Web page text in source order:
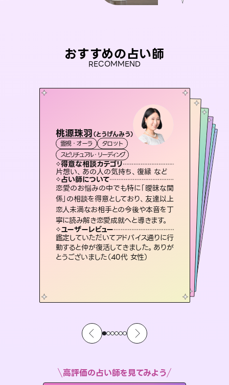
おすすめの占い師
RECOMMEND
桃源珠羽（とうげんみう）
霊視・オーラ
タロット
スピリチュアル・リーディング
得意な相談カテゴリ
片想い、あの人の気持ち、復縁 など
占い師について
恋愛のお悩みの中でも特に「曖昧な関
係」の相談を得意としており、友達以上
恋人未満なお相手との今後や本音を丁
寧に読み解き恋愛成就へと導きます。
ユーザーレビュー
鑑定していただいてアドバイス通りに行
動すると仲が復活してきました。ありが
とうございました（40代 女性）
おう 霊感オラクル
霊視・オーラ
オラクルカード
得意な相談カテゴリ
恋愛総合、あの人の気持ち など
占い師について
霊視×オラクルカードを使って「今」と
「未来」そして「気になるあの人の気持
ち」まで丁寧に読み解き、恋や人生のヒ
ントを優しく引き出します。
ユーザーレビュー
不安な気持ちが嘘みたいに晴れまし
た…！よく視えていらっしゃるんだなと
感じました（40代 女性）
セラピスト理恵
霊視・オーラ
スピリチュアル・リーディング
得意な相談カテゴリ
片想い、二人の未来、年の差 など
占い師について
連絡再開、復縁、成就などの報告実績
多数。セラピストとして2万超の施術経
験があるからこそできる鑑定で、より良
い未来をサポートします。
ユーザーレビュー
とても心温まる鑑定でした。しかもこち
らは何も言っていないのに視えていらっ
しゃるんだなと驚きです（30代女性）
アイリス -iris-
西洋占星術
ルーン
得意な相談カテゴリ
恋愛総合、片想い、二人の未来 など
占い師について
復縁、恋愛、不倫の行方、同性愛や片思い、仕事関係や借金問題まで知りたいことや心の負担になっていることを紐解き、背中をそっと押して導きます。
ユーザーレビュー
安心感のあり、言い切ってくれる所や濁
さない鑑定のおかげで、毎回自分の気
持ちを整えられます（30代 男性）
彗望（すいぼう
霊視・オーラ
スピリチュアル・リーディング
得意な相談カテゴリ
片想い、あの人の気持ち、復縁 など
占い師について
3,700年以上の歴史を持つ東洋最古の
占術「易占」で詳細まで占い、幸せへ向
かう道筋を示します。厳しい結果にも具
体的な対策をお伝えします。
ユーザーレビュー
複雑な背景もしっかり聞いて鑑定して
いただけました。気持ちが楽になりまし
た（50代 女性）
未来視師＊花
霊視・オーラ 心理学
スピリチュアル・リーディング
得意な相談カテゴリ
出逢い、片想い、復縁 など
占い師について
未来には何パターンもの選択肢があり
ます。不安で視えにくくなっているあな
たの素敵な未来を見つけ、その未来を
選択できるようアドバイスします。
ユーザーレビュー
職場の人の性質や人間関係、本心など
本当によく視えていてびっくり。対策が
打てて前向きになれます（40代）
高評価の占い師を見てみよう